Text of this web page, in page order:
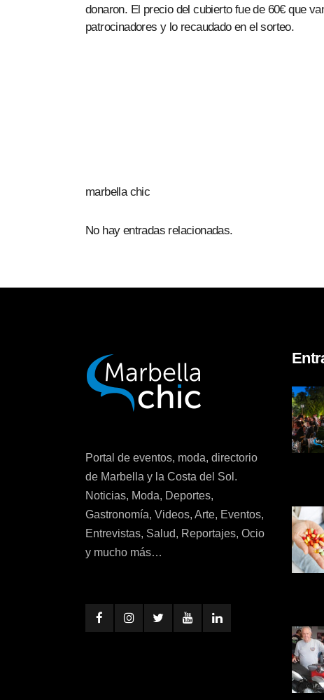
donaron. El precio del cubierto fue de 60€ que
patrocinadores y lo recaudado en el sorteo.
marbella chic
No hay entradas relacionadas.
Portal de eventos, moda, directorio
de Marbella y la Costa del Sol.
Noticias, Moda, Deportes,
Gastronomía, Videos, Arte, Eventos,
Entrevistas, Salud, Reportajes, Ocio
y mucho más…